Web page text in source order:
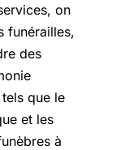
on
funérailles,
des
que le
et les
à